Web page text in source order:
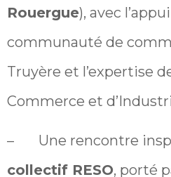
Rouergue), avec
communauté de
Truyère et l’expertise
Commerce et
– Une rencontre
collectif RESO, porté